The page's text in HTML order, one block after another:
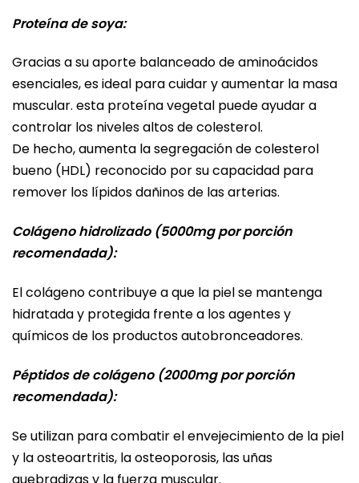
Proteína de soya:
Gracias a su aporte balanceado de aminoácidos
esenciales, es ideal para cuidar y aumentar la masa
muscular. esta proteína vegetal puede ayudar a
controlar los niveles altos de colesterol.
De hecho, aumenta la segregación de colesterol
bueno (HDL) reconocido por su capacidad para
remover los lípidos dañinos de las arterias.
Colágeno hidrolizado (5000mg por porción
recomendada):
El colágeno contribuye a que la piel se mantenga
hidratada y protegida frente a los agentes y
químicos de los productos autobronceadores.
Péptidos de colágeno (2000mg por porción
recomendada):
Se utilizan para combatir el envejecimiento de la piel
y la osteoartritis, la osteoporosis, las uñas
quebradizas y la fuerza muscular.